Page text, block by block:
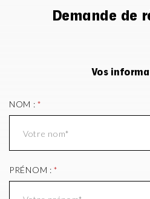
Demande de
Vos
NOM :*
PRÉNOM :*